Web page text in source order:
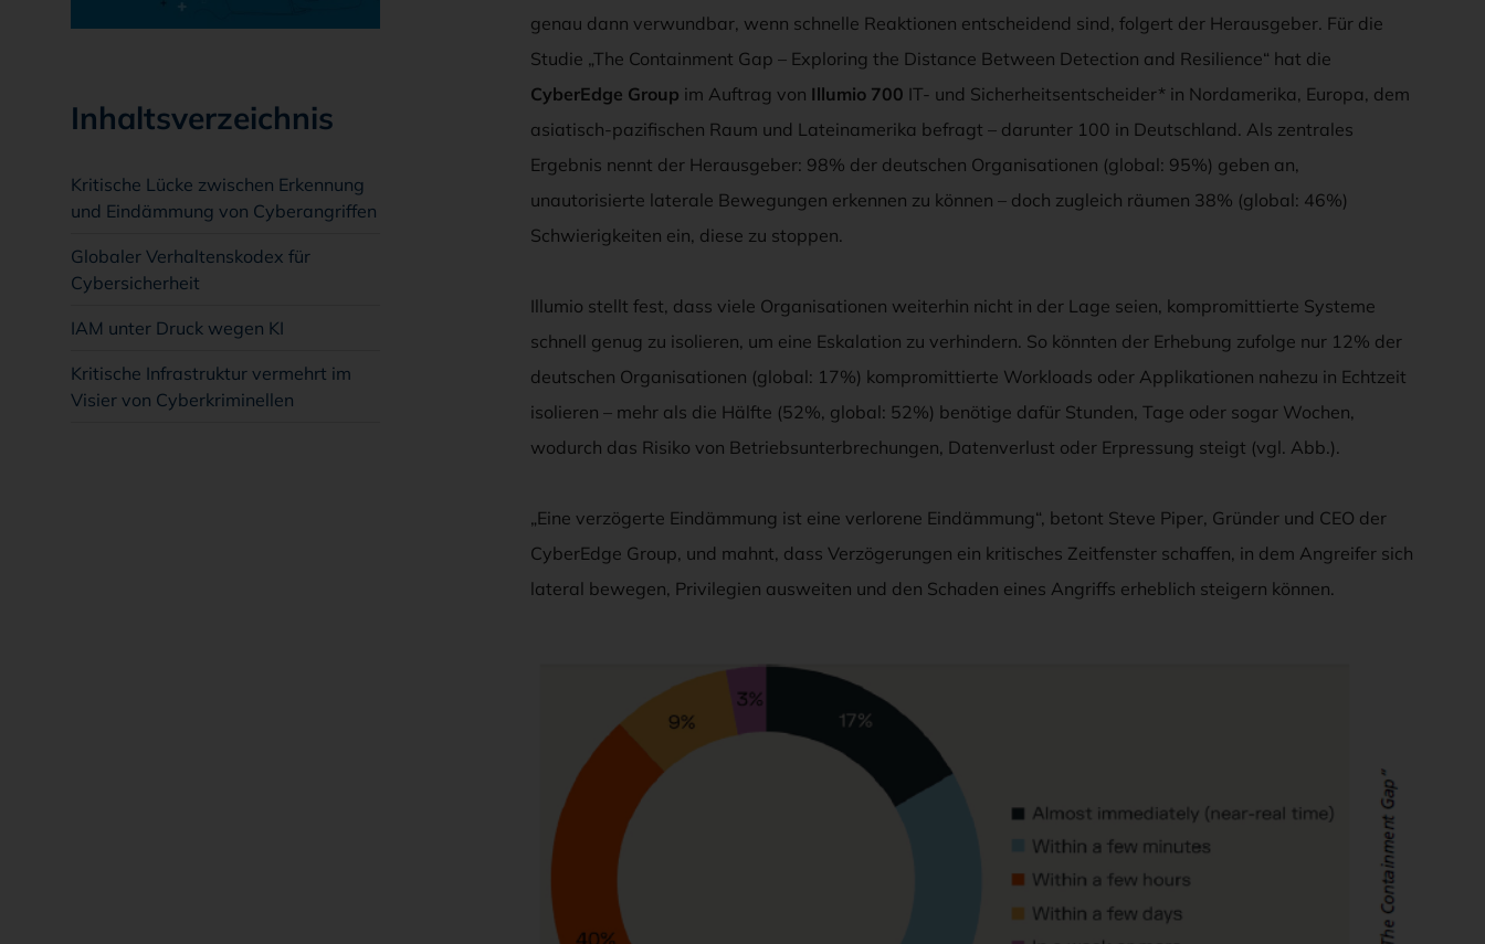
Inhaltsverzeichnis
Kritische Lücke zwischen Erkennung
und Eindämmung von Cyberangriffen
Globaler Verhaltenskodex für
Cybersicherheit
IAM unter Druck wegen KI
Kritische Infrastruktur vermehrt im
Visier von Cyberkriminellen
genau dann verwundbar, wenn schnelle Reaktionen entscheidend sind, folgert der Herausgeber. Für die
Studie „The Containment Gap – Exploring the Distance Between Detection and Resilience“ hat die
CyberEdge Group im Auftrag von Illumio 700 IT- und Sicherheitsentscheider* in Nordamerika, Europa, dem
asiatisch-pazifischen Raum und Lateinamerika befragt – darunter 100 in Deutschland. Als zentrales
Ergebnis nennt der Herausgeber: 98% der deutschen Organisationen (global: 95%) geben an,
unautorisierte laterale Bewegungen erkennen zu können – doch zugleich räumen 38% (global: 46%)
Schwierigkeiten ein, diese zu stoppen.
Illumio stellt fest, dass viele Organisationen weiterhin nicht in der Lage seien, kompromittierte Systeme
schnell genug zu isolieren, um eine Eskalation zu verhindern. So könnten der Erhebung zufolge nur 12% der
deutschen Organisationen (global: 17%) kompromittierte Workloads oder Applikationen nahezu in Echtzeit
isolieren – mehr als die Hälfte (52%, global: 52%) benötige dafür Stunden, Tage oder sogar Wochen,
wodurch das Risiko von Betriebsunterbrechungen, Datenverlust oder Erpressung steigt (vgl. Abb.).
„Eine verzögerte Eindämmung ist eine verlorene Eindämmung“, betont Steve Piper, Gründer und CEO der
CyberEdge Group, und mahnt, dass Verzögerungen ein kritisches Zeitfenster schaffen, in dem Angreifer sich
lateral bewegen, Privilegien ausweiten und den Schaden eines Angriffs erheblich steigern können.